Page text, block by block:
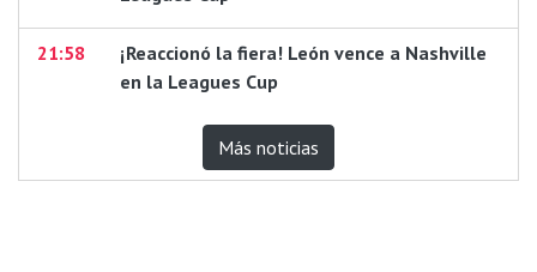
21:58
¡Reaccionó la fiera! León vence a Nashville
en la Leagues Cup
Más noticias